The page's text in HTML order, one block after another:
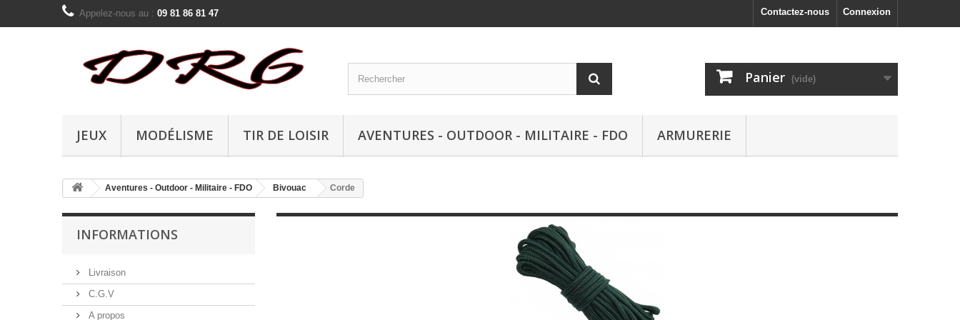
Connexion
Contactez-nous
Appelez-nous au : 09 81 86 81 47
Panier (vide)
JEUX MODÉLISME TIR DE LOISIR AVENTURES - OUTDOOR - MILITAIRE - FDO ARMURERIE
Aventures - Outdoor - Militaire - FDO Bivouac Corde
INFORMATIONS
Livraison
C.G.V
A propos